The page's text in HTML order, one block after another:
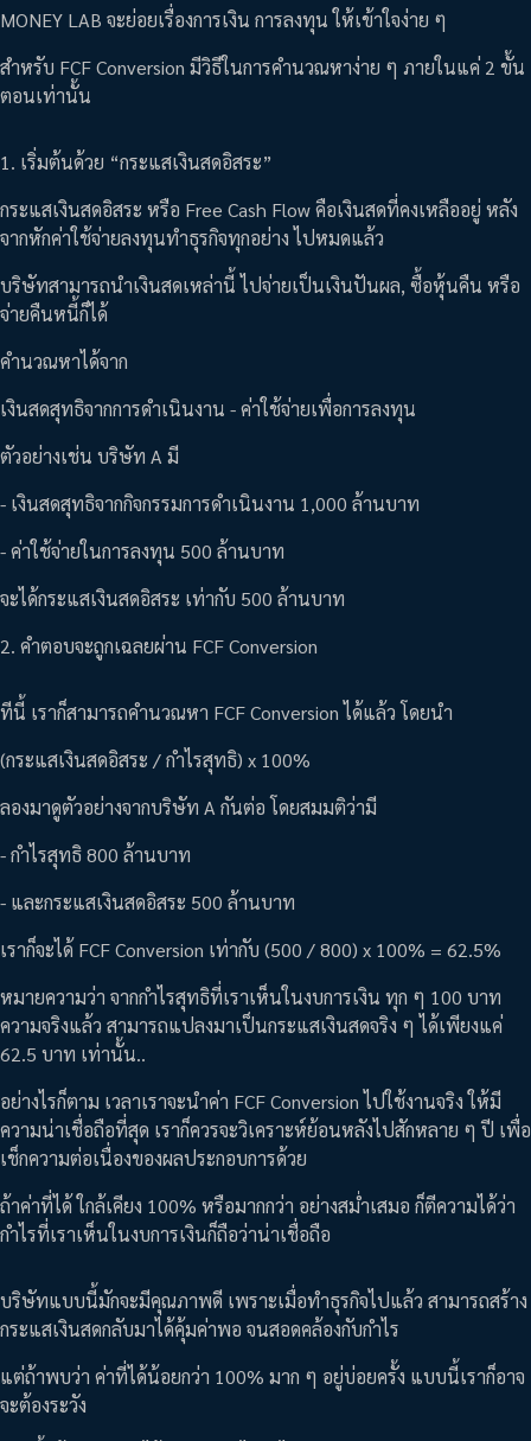
MONEY LAB จะย่อยเรื่องการเงิน การลงทุน ให้เข้าใจง่าย ๆ
สำหรับ FCF Conversion มีวิธีในการคำนวณหาง่าย ๆ ภายในแค่ 2 ขั้น
ตอนเท่านั้น
1. เริ่มต้นด้วย “กระแสเงินสดอิสระ”
กระแสเงินสดอิสระ หรือ Free Cash Flow คือเงินสดที่คงเหลืออยู่ หลัง
จากหักค่าใช้จ่ายลงทุนทำธุรกิจทุกอย่าง ไปหมดแล้ว
บริษัทสามารถนำเงินสดเหล่านี้ ไปจ่ายเป็นเงินปันผล, ซื้อหุ้นคืน หรือ
จ่ายคืนหนี้ก็ได้
คำนวณหาได้จาก
เงินสดสุทธิจากการดำเนินงาน - ค่าใช้จ่ายเพื่อการลงทุน
ตัวอย่างเช่น บริษัท A มี
- เงินสดสุทธิจากกิจกรรมการดำเนินงาน 1,000 ล้านบาท
- ค่าใช้จ่ายในการลงทุน 500 ล้านบาท
จะได้กระแสเงินสดอิสระ เท่ากับ 500 ล้านบาท
2. คำตอบจะถูกเฉลยผ่าน FCF Conversion
ทีนี้ เราก็สามารถคำนวณหา FCF Conversion ได้แล้ว โดยนำ
(กระแสเงินสดอิสระ / กำไรสุทธิ) x 100%
ลองมาดูตัวอย่างจากบริษัท A กันต่อ โดยสมมติว่ามี
- กำไรสุทธิ 800 ล้านบาท
- และกระแสเงินสดอิสระ 500 ล้านบาท
เราก็จะได้ FCF Conversion เท่ากับ (500 / 800) x 100% = 62.5%
หมายความว่า จากกำไรสุทธิที่เราเห็นในงบการเงิน ทุก ๆ 100 บาท
ความจริงแล้ว สามารถแปลงมาเป็นกระแสเงินสดจริง ๆ ได้เพียงแค่
62.5 บาท เท่านั้น..
อย่างไรก็ตาม เวลาเราจะนำค่า FCF Conversion ไปใช้งานจริง ให้มี
ความน่าเชื่อถือที่สุด เราก็ควรจะวิเคราะห์ย้อนหลังไปสักหลาย ๆ ปี เพื่อ
เช็กความต่อเนื่องของผลประกอบการด้วย
ถ้าค่าที่ได้ ใกล้เคียง 100% หรือมากกว่า อย่างสม่ำเสมอ ก็ตีความได้ว่า
กำไรที่เราเห็นในงบการเงินก็ถือว่าน่าเชื่อถือ
บริษัทแบบนี้มักจะมีคุณภาพดี เพราะเมื่อทำธุรกิจไปแล้ว สามารถสร้าง
กระแสเงินสดกลับมาได้คุ้มค่าพอ จนสอดคล้องกับกำไร
แต่ถ้าพบว่า ค่าที่ได้น้อยกว่า 100% มาก ๆ อยู่บ่อยครั้ง แบบนี้เราก็อาจ
จะต้องระวัง